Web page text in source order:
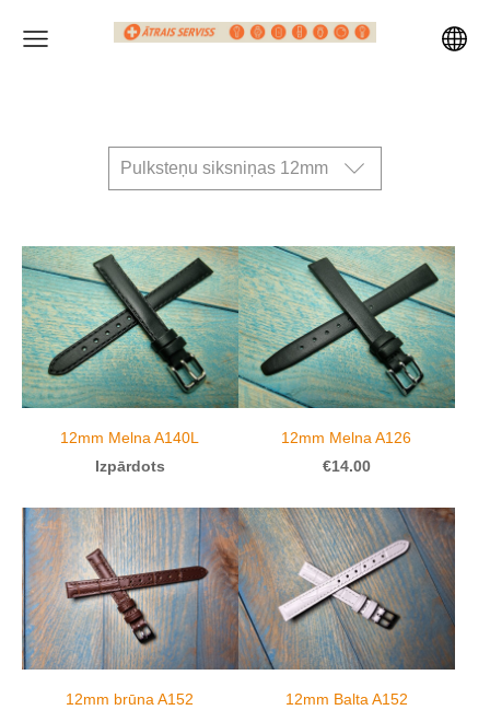
Pulksteņu siksniņas 12mm
12mm Melna A140L
Izpārdots
12mm Melna A126
€14.00
12mm brūna A152
12mm Balta A152